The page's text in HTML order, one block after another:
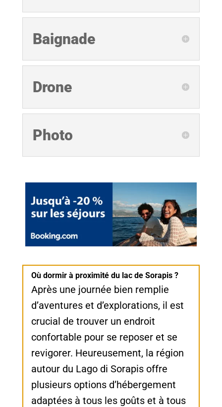
Baignade
Drone
Photo
Où dormir à proximité du lac de Sorapis ?
Après une journée bien remplie
d’aventures et d’explorations, il est
crucial de trouver un endroit
confortable pour se reposer et se
revigorer. Heureusement, la région
autour du Lago di Sorapis offre
plusieurs options d’hébergement
adaptées à tous les goûts et à tous